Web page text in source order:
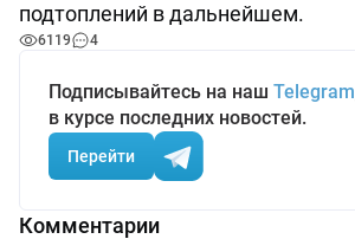
подтоплений в дальнейшем.
6119 4
Подписывайтесь на наш Telegram
в курсе последних новостей.
Перейти
Комментарии